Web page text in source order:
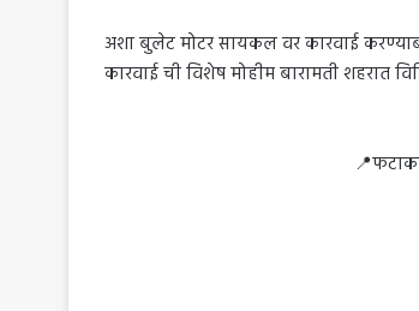
अशा बुलेट मोटर सायकल वर कारवाई
कारवाई ची विशेष मोहीम बारामती शहरात